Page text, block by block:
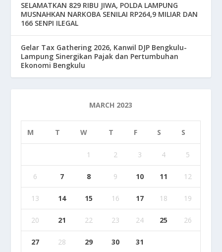
SELAMATKAN 829 RIBU JIWA, POLDA LAMPUNG
MUSNAHKAN NARKOBA SENILAI RP264,9 MILIAR DAN
166 SENPI ILEGAL
Gelar Tax Gathering 2026, Kanwil DJP Bengkulu-
Lampung Sinergikan Pajak dan Pertumbuhan
Ekonomi Bengkulu
MARCH 2023
M T W T F S S
1 2 3 4 5
6 7 8 9 10 11 12
13 14 15 16 17 18 19
20 21 22 23 24 25 26
27 28 29 30
31